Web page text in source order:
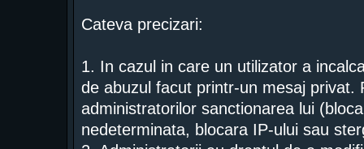
Cateva precizari:
1. In cazul in care un utilizator a
de abuzul facut printr-un mesaj
administratorilor sanctionarea lui
nedeterminata, blocara IP-ului sau